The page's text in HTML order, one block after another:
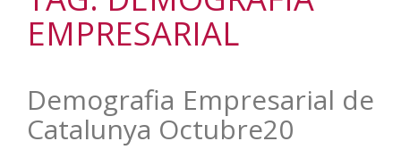
EMPRESARIAL
Demografia Empresarial de
Catalunya Octubre20